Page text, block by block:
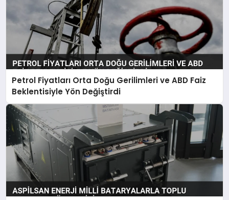
Petrol Fiyatları Orta Doğu Gerilimleri ve ABD Faiz
Beklentisiyle Yön Değiştirdi